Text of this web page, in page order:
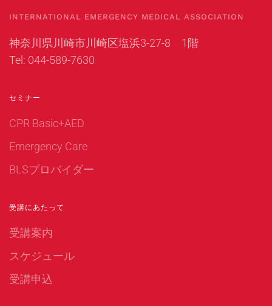
INTERNATIONAL EMERGENCY MEDICAL ASSOCIATION
神奈川県川崎市川崎区塩浜3-27-8 1階
Tel: 044-589-7630
セミナー
CPR Basic+AED
Emergency Care
BLSプロバイダー
受講にあたって
受講案内
スケジュール
受講申込